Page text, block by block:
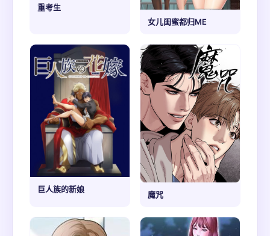
重考生
女儿闺蜜都归ME
巨人族的新娘
魔咒